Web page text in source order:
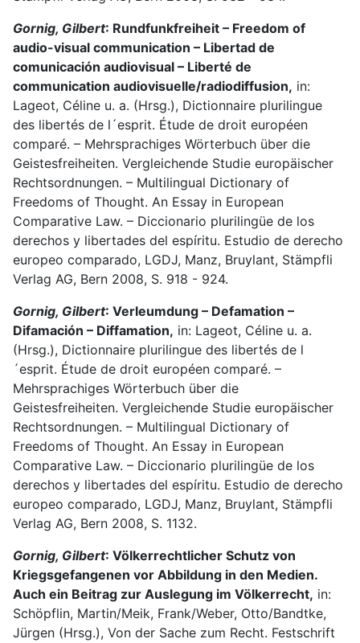
Gornig, Gilbert: Rundfunkfreiheit – Freedom of
audio-visual communication – Libertad de
comunicación audiovisual – Liberté de
communication audiovisuelle/radiodiffusion, in:
Lageot, Céline u. a. (Hrsg.), Dictionnaire plurilingue
des libertés de l´esprit. Étude de droit européen
comparé. – Mehrsprachiges Wörterbuch über die
Geistesfreiheiten. Vergleichende Studie europäischer
Rechtsordnungen. – Multilingual Dictionary of
Freedoms of Thought. An Essay in European
Comparative Law. – Diccionario plurilingüe de los
derechos y libertades del espíritu. Estudio de derecho
europeo comparado, LGDJ, Manz, Bruylant, Stämpfli
Verlag AG, Bern 2008, S. 918 - 924.
Gornig, Gilbert: Verleumdung – Defamation –
Difamación – Diffamation, in: Lageot, Céline u. a.
(Hrsg.), Dictionnaire plurilingue des libertés de l
´esprit. Étude de droit européen comparé. –
Mehrsprachiges Wörterbuch über die
Geistesfreiheiten. Vergleichende Studie europäischer
Rechtsordnungen. – Multilingual Dictionary of
Freedoms of Thought. An Essay in European
Comparative Law. – Diccionario plurilingüe de los
derechos y libertades del espíritu. Estudio de derecho
europeo comparado, LGDJ, Manz, Bruylant, Stämpfli
Verlag AG, Bern 2008, S. 1132.
Gornig, Gilbert: Völkerrechtlicher Schutz von
Kriegsgefangenen vor Abbildung in den Medien.
Auch ein Beitrag zur Auslegung im Völkerrecht, in:
Schöpflin, Martin/Meik, Frank/Weber, Otto/Bandtke,
Jürgen (Hrsg.), Von der Sache zum Recht. Festschrift